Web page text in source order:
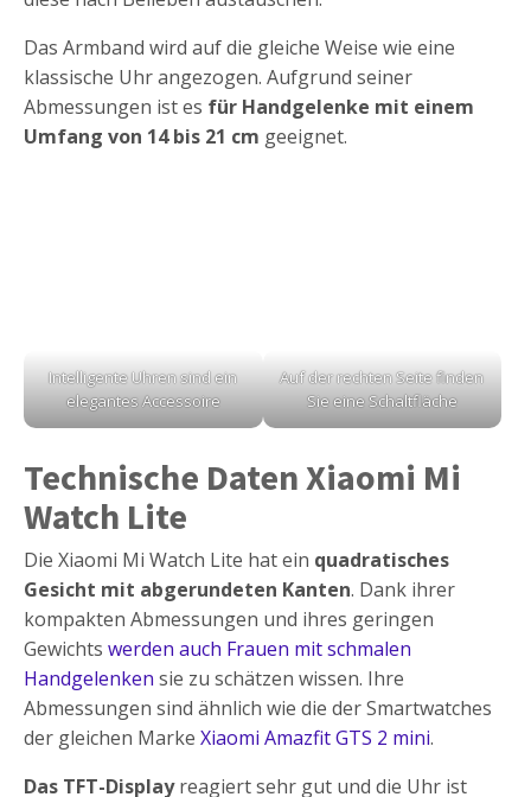
Das Armband wird auf die gleiche Weise wie eine
klassische Uhr angezogen. Aufgrund seiner
Abmessungen ist es für Handgelenke mit einem
Umfang von 14 bis 21 cm geeignet.
Intelligente Uhren sind ein
elegantes Accessoire
Auf der rechten Seite finden
Sie eine Schaltfläche
Technische Daten Xiaomi Mi
Watch Lite
Die Xiaomi Mi Watch Lite hat ein quadratisches
Gesicht mit abgerundeten Kanten. Dank ihrer
kompakten Abmessungen und ihres geringen
Gewichts werden auch Frauen mit schmalen
Handgelenken sie zu schätzen wissen. Ihre
Abmessungen sind ähnlich wie die der Smartwatches
der gleichen Marke Xiaomi Amazfit GTS 2 mini.
Das TFT-Displayreagiert sehr gut und die Uhr ist